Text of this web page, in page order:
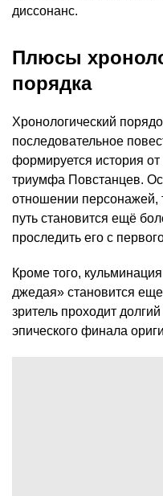
диссонанс.
Плюсы
порядка
Хронологический
последовательное
формируется история
триумфа Повстанцев.
отношении персонажей,
путь становится ещё
проследить его с
Кроме того,
джедая» становится
зритель проходит
эпического финала